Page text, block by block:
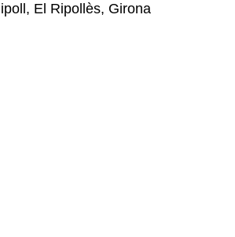
El Ripollès, Girona